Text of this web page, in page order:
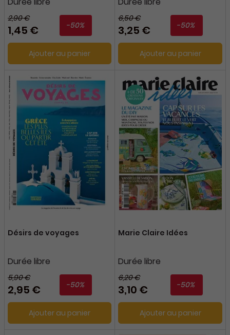
2,90 €
1,45 € -50%
Ajouter au panier
6,50 €
3,25 € -50%
Ajouter au panier
Désirs de voyages
Durée libre
5,90 €
2,95 € -50%
Ajouter au panier
Marie Claire Idées
Durée libre
6,20 €
3,10 € -50%
Ajouter au panier